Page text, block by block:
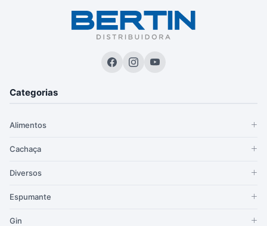
Categorias
Alimentos
Cachaça
Diversos
Espumante
Gin